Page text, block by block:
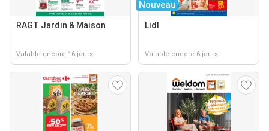
RAGT Jardin & Maison
Valable encore 16 jours
Nouveau
Lidl
Valable encore 6 jours